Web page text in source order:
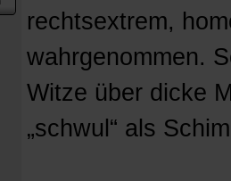
rechtsextrem,
wahrgenommen.
Witze über dicke
„schwul“ als